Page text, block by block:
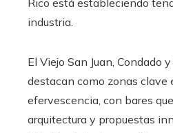
Rico está estableciendo
industria.
El Viejo San Juan, Condado
destacan como zonas clave
efervescencia, con bares
arquitectura y propuestas